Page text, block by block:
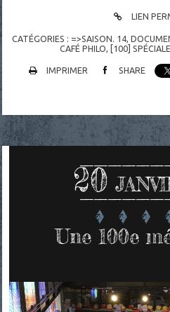
LIEN
CATÉGORIES : =>SAISON. 14,
CAFÉ PHILO, [100]
IMPRIMER SHARE
20
Une 100e